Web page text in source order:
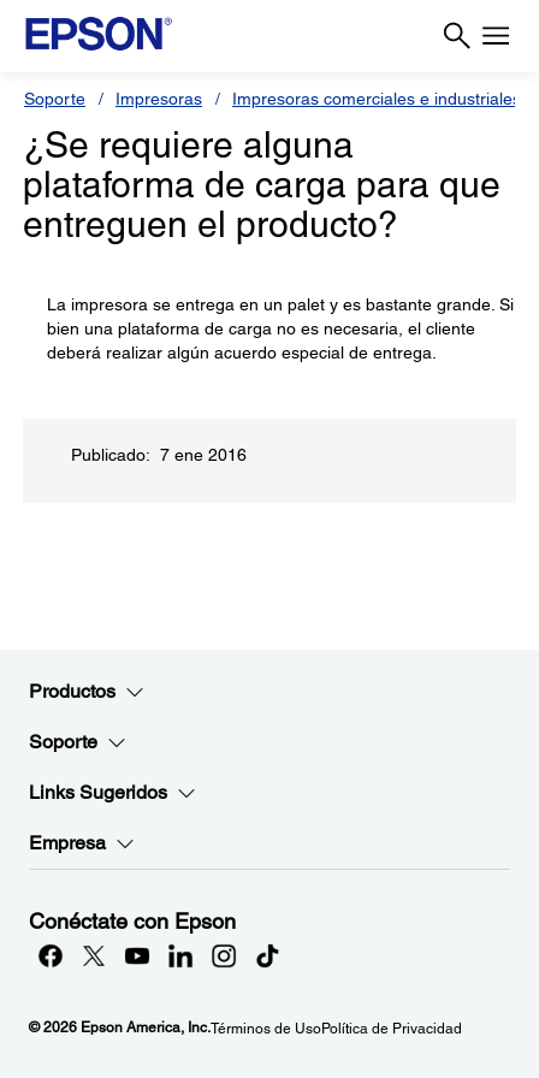
Soporte Impresoras Impresoras comerciales e industriales
¿Se requiere alguna
plataforma de carga para que
entreguen el producto?
La impresora se entrega en un palet y es bastante grande. Si
bien una plataforma de carga no es necesaria, el cliente
deberá realizar algún acuerdo especial de entrega.
Publicado: 7 ene 2016
Productos
Soporte
Links Sugeridos
Empresa
Conéctate con Epson
© 2026 Epson America, Inc.Términos de UsoPolítica de Privacidad